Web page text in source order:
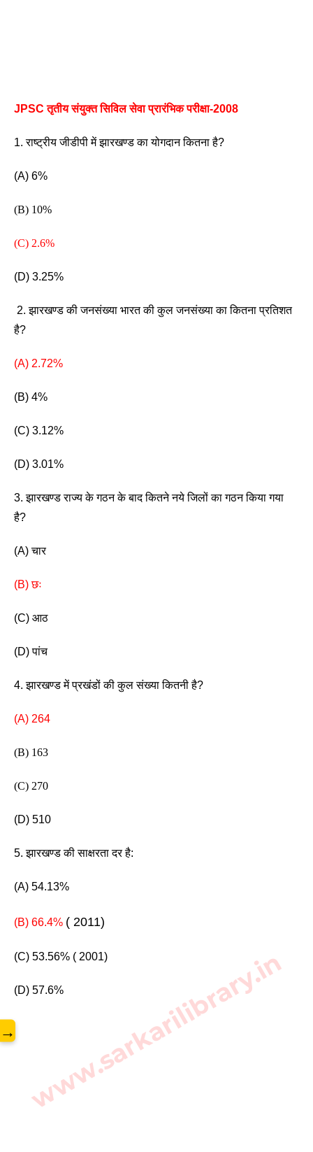
JPSC तृतीय संयुक्त सिविल सेवा प्रारंभिक परीक्षा-2008
1. राष्ट्रीय जीडीपी में झारखण्ड का योगदान कितना है?
(A) 6%
(B) 10%
(C) 2.6%
(D) 3.25%
2. झारखण्ड की जनसंख्या भारत की कुल जनसंख्या का कितना प्रतिशत
है?
(A) 2.72%
(B) 4%
(C) 3.12%
(D) 3.01%
3. झारखण्ड राज्य के गठन के बाद कितने नये जिलों का गठन किया गया
है?
(A) चार
(B) छः
(C) आठ
(D) पांच
4. झारखण्ड में प्रखंडों की कुल संख्या कितनी है?
(A) 264
(B) 163
(C) 270
(D) 510
5. झारखण्ड की साक्षरता दर है:
(A) 54.13%
(B) 66.4% ( 2011)
(C) 53.56% ( 2001)
(D) 57.6%
www.sarkarilibrary.in
→